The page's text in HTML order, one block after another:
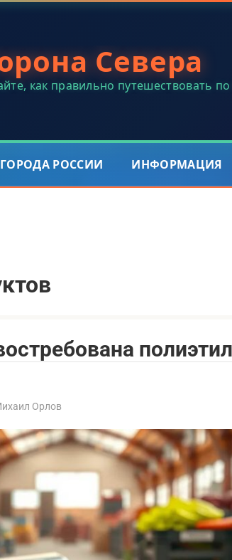
Севера
как правильно путешествовать
ГОРОДА РОССИИ ИНФОРМАЦИЯ
Орлов